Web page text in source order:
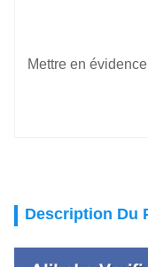
Mettre en
Description Du